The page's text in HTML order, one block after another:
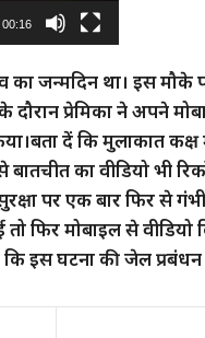
00:16
का जन्मदिन था। इस
प्रेमिका ने अपने
दें कि मुलाकात
का वीडियो भी
पर एक बार फिर से
फिर मोबाइल से
कि इस घटना की जेल